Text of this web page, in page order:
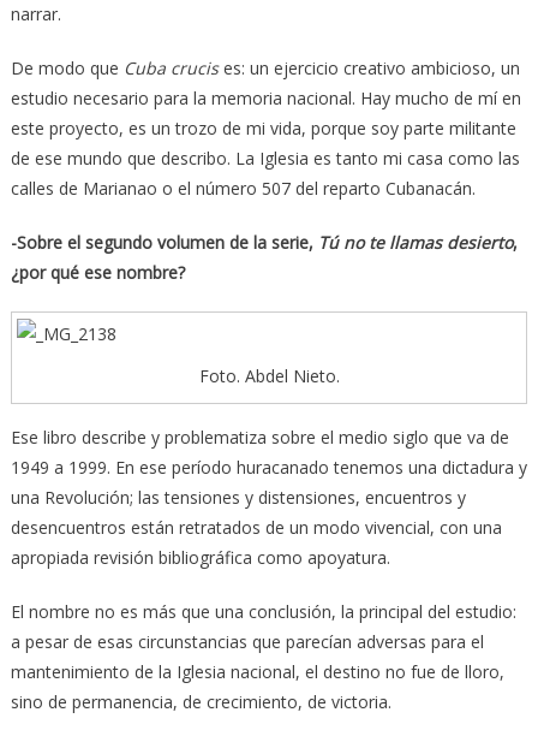
narrar.
De modo que Cuba crucises: un ejercicio creativo ambicioso, un
estudio necesario para la memoria nacional. Hay mucho de mí en
este proyecto, es un trozo de mi vida, porque soy parte militante
de ese mundo que describo. La Iglesia es tanto mi casa como las
calles de Marianao o el número 507 del reparto Cubanacán.
-Sobre el segundo volumen de la serie, Tú no te llamas desierto,
¿por qué ese nombre?
Foto. Abdel Nieto.
Ese libro describe y problematiza sobre el medio siglo que va de
1949 a 1999. En ese período huracanado tenemos una dictadura y
una Revolución; las tensiones y distensiones, encuentros y
desencuentros están retratados de un modo vivencial, con una
apropiada revisión bibliográfica como apoyatura.
El nombre no es más que una conclusión, la principal del estudio:
a pesar de esas circunstancias que parecían adversas para el
mantenimiento de la Iglesia nacional, el destino no fue de lloro,
sino de permanencia, de crecimiento, de victoria.